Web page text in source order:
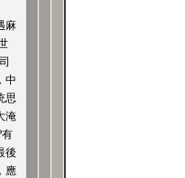
麻
中
思
淹
後
應